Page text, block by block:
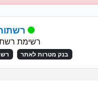
רשימת
בנק מטרות לאתר